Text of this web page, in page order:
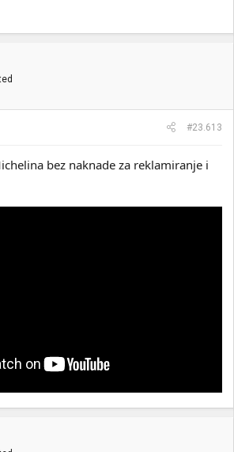
#23.613
bez naknade za reklamiranje i